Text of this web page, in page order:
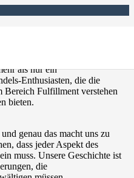
als nur ein
Enthusiasten, die die
Bereich Fulfillment verstehen
bieten.
genau das macht uns zu
dass jeder Aspekt des
muss. Unsere Geschichte ist
die